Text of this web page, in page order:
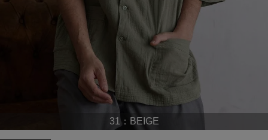
31：BEIGE